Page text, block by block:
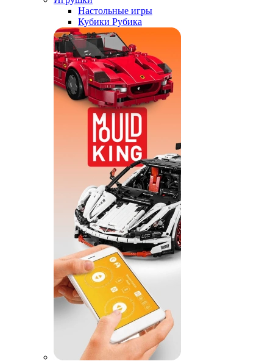
Настольные игры
Кубики Рубика